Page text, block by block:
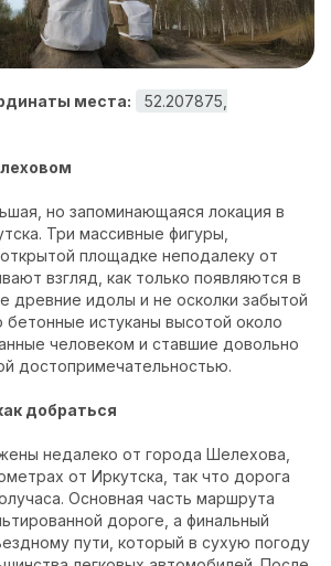
места:
52.207875,
но запоминающаяся локация в
Три массивные фигуры,
площадке неподалеку от
взгляд, как только появляются в
древние идолы и не осколки забытой
бетонные истуканы высотой около
человеком и ставшие довольно
достопримечательностью.
добраться
недалеко от города Шелехова,
от Иркутска, так что дорога
Основная часть маршрута
дороге, а финальный
пути, который в сухую погоду